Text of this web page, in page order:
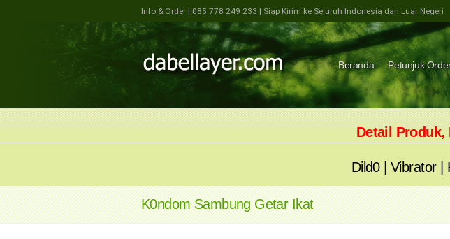
Info & Order | 085 778 249 233 | Siap Kirim ke Seluruh Indonesia dan Luar Negeri
Beranda Petunjuk
Detail
Dild0|Vibrator |
K0ndom Sambung Getar Ikat